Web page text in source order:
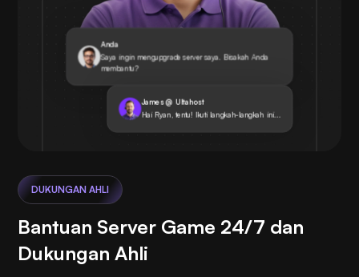
Anda
Saya ingin mengupgrade server saya. Bisakah Anda
membantu?
James @ Ultahost
Hai Ryan, tentu! Ikuti langkah-langkah ini...
DUKUNGAN AHLI
Bantuan Server Game 24/7 dan
Dukungan Ahli